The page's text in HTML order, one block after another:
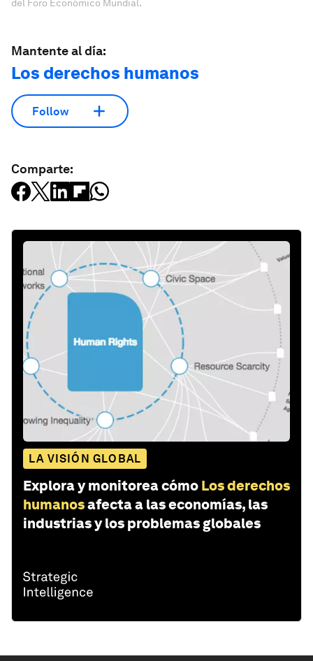
del Foro Económico Mundial.
Mantente al día:
Los derechos humanos
Follow
Comparte:
LA VISIÓN GLOBAL
Explora y monitorea cómo Los derechos
humanosafecta a las economías, las
industrias y los problemas globales